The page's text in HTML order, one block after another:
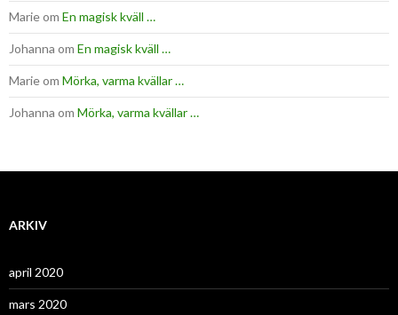
Marieom En magisk kväll …
Johanna om En magisk kväll …
Marieom Mörka, varma kvällar …
Johanna om Mörka, varma kvällar …
ARKIV
april 2020
mars 2020